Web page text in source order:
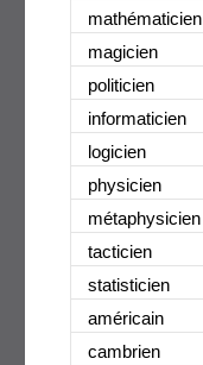
mathématicien
magicien
politicien
informaticien
logicien
physicien
métaphysicien
tacticien
statisticien
américain
cambrien